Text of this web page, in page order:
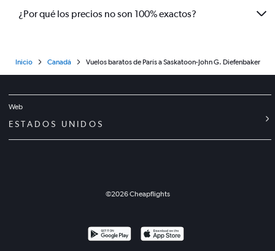
¿Por qué los precios no son 100% exactos?
Inicio Canadá Vuelos baratos de París a Saskatoon-John G. Diefenbaker
Web
ESTADOS UNIDOS
©2026Cheapflights